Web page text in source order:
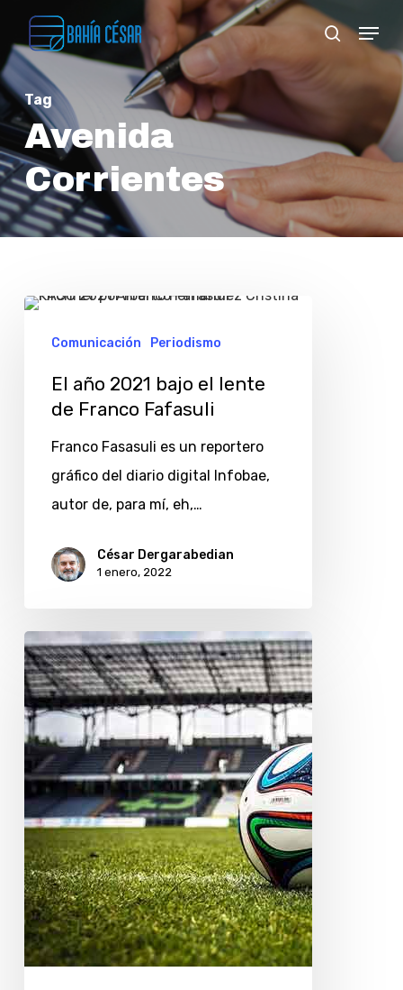
to
main
content
search
Menu
Tag
Avenida
Corrientes
El
lente
Franco
Comunicación Periodismo
El año 2021 bajo el lente
de Franco Fafasuli
Franco Fasasuli es un reportero
gráfico del diario digital Infobae,
autor de, para mí, eh,…
César Dergarabedian
1 enero, 2022
Las
palabras
hacen
goles
en
«La
noche
de
las
librerías»
Close
Menu